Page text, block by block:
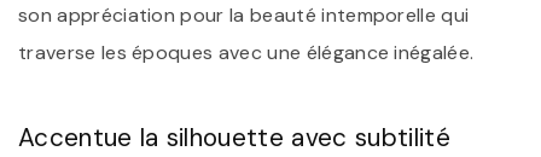
son appréciation pour la beauté intemporelle qui
traverse les époques avec une élégance inégalée.
Accentue la silhouette avec subtilité